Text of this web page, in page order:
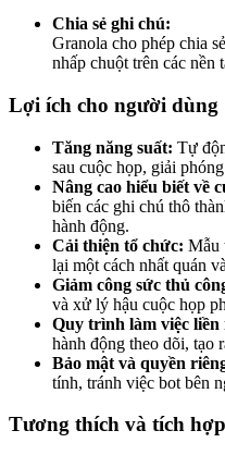
Chia sẻ ghi chú:
Granola cho phép chia
nhấp chuột trên các nền
Lợi ích cho người dùng
Tăng năng suất: Tự
sau cuộc họp, giải
Nâng cao hiểu biết về
biến các ghi chú thô
hành động.
Cải thiện tổ chức: Mẫu
lại một cách nhất quán
Giảm công sức thủ
và xử lý hậu cuộc họp
Quy trình làm việc liền
hành động theo dõi, tạo
Bảo mật và quyền
tính, tránh việc bot bên
Tương thích và tích hợp